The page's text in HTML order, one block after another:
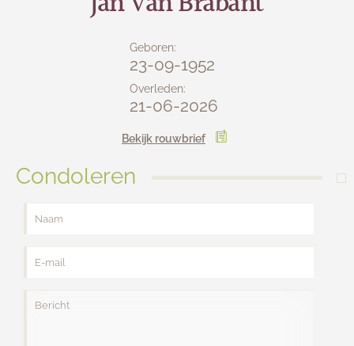
Geboren:
23-09-1952
Overleden:
21-06-2026
Bekijk rouwbrief
Condoleren